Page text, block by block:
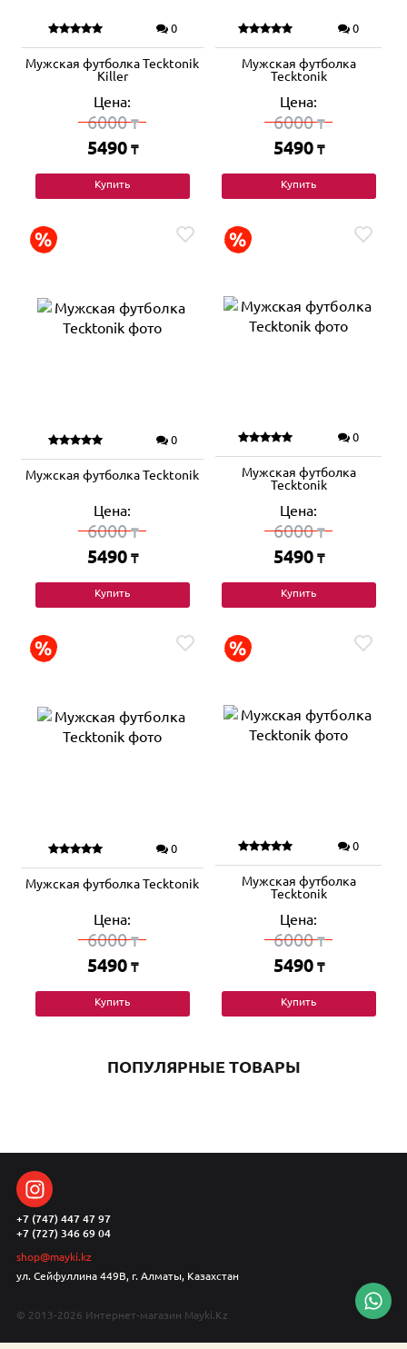
0
Мужская футболка Tecktonik
Killer
Цена:
6000₸
5490 ₸
Купить
0
Мужская футболка
Tecktonik
Цена:
6000₸
5490 ₸
Купить
0
Мужская футболка Tecktonik
Цена:
6000₸
5490 ₸
Купить
0
Мужская футболка
Tecktonik
Цена:
6000₸
5490 ₸
Купить
0
Мужская футболка Tecktonik
Цена:
6000₸
5490 ₸
Купить
0
Мужская футболка
Tecktonik
Цена:
6000₸
5490 ₸
Купить
ПОПУЛЯРНЫЕ ТОВАРЫ
+7 (747) 447 47 97
+7 (727) 346 69 04
shop@mayki.kz
ул. Сейфуллина 449В, г. Алматы, Казахстан
© 2013-2026 Интернет-магазин Mayki.Kz